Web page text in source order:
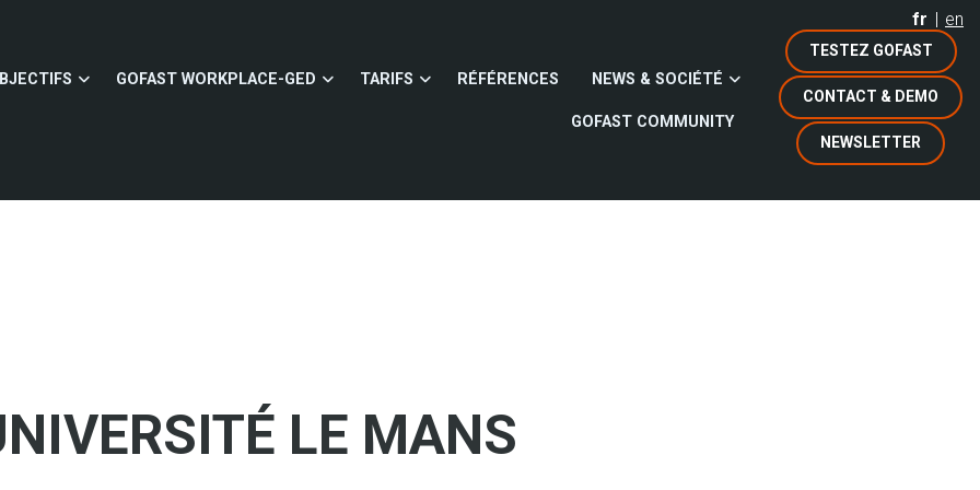
fr en
TESTEZ GOFAST
CONTACT & DEMO
NEWSLETTER
GOFAST WORKPLACE-GED TARIFS RÉFÉRENCES NEWS & SOCIÉTÉ
GOFAST COMMUNITY
LE MANS